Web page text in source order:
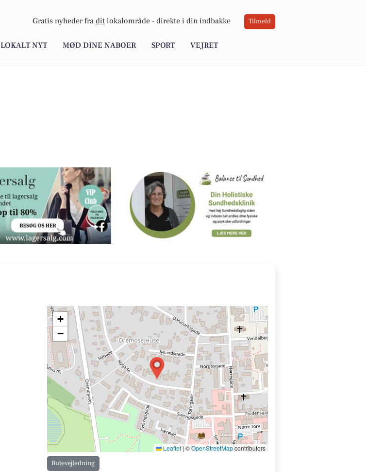
Gratis nyheder fra dit lokalområde - direkte i din indbakke Tilmeld
LOKALT NYT MØD DINE NABOER SPORT VEJRET
+
−
Leaflet | ©OpenStreetMapcontributors
Rutevejledning